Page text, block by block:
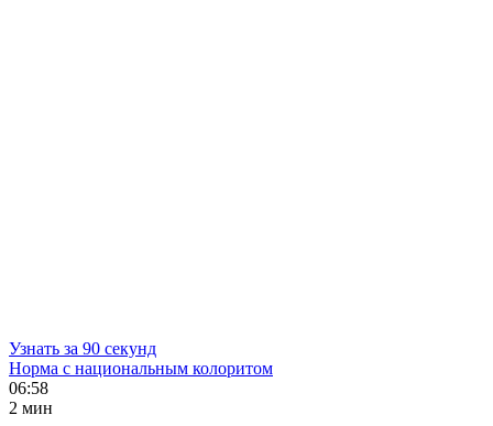
Узнать за 90 секунд
Норма с национальным колоритом
06:58
2 мин